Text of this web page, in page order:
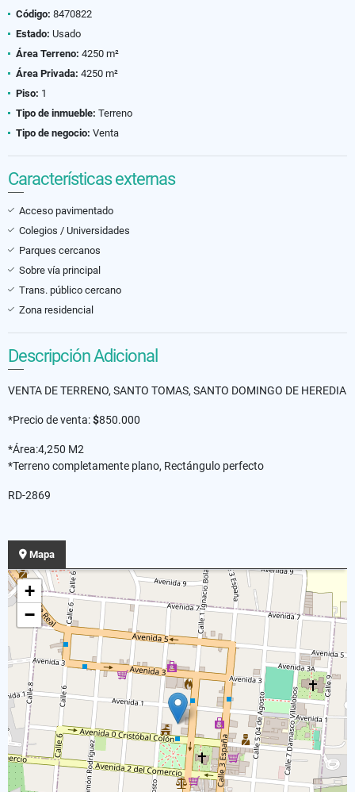
Código: 8470822
Estado: Usado
Área Terreno: 4250 m²
Área Privada: 4250 m²
Piso: 1
Tipo de inmueble: Terreno
Tipo de negocio: Venta
Características externas
Acceso pavimentado
Colegios / Universidades
Parques cercanos
Sobre vía principal
Trans. público cercano
Zona residencial
Descripción Adicional
VENTA DE TERRENO, SANTO TOMAS, SANTO DOMINGO DE HEREDIA
*Precio de venta:$850.000
*Área:4,250 M2
*Terreno completamente plano, Rectángulo perfecto
RD-2869
Mapa
+
−